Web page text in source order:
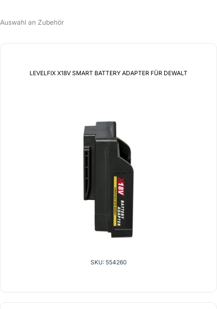
Auswahl an Zubehör
LEVELFIX X18V SMART BATTERY ADAPTER FÜR DEWALT
SKU: 554260